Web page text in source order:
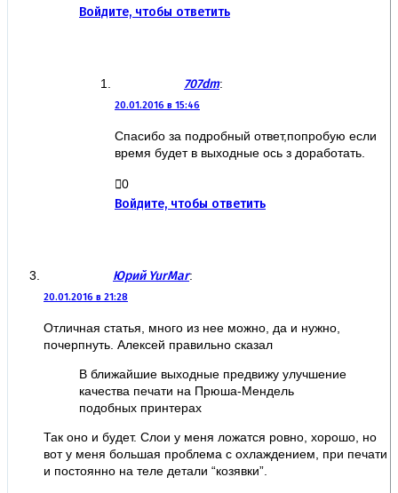
Войдите, чтобы ответить
707dm:
20.01.2016 в 15:46
Спасибо за подробный ответ,попробую если
время будет в выходные ось з доработать.
0
Войдите, чтобы ответить
Юрий YurMar:
20.01.2016 в 21:28
Отличная статья, много из нее можно, да и нужно,
почерпнуть. Алексей правильно сказал
В ближайшие выходные предвижу улучшение
качества печати на Прюша-Мендель
подобных принтерах
Так оно и будет. Слои у меня ложатся ровно, хорошо, но
вот у меня большая проблема с охлаждением, при печати
и постоянно на теле детали “козявки”.